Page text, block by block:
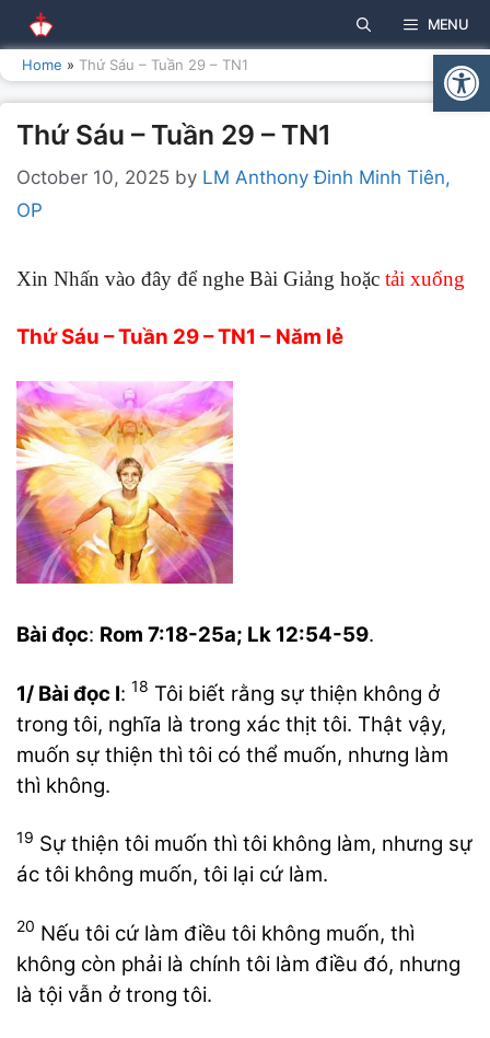
to
content
MENU
Home » Thứ Sáu – Tuần 29 – TN1
Thứ Sáu – Tuần 29 – TN1
October 10, 2025 by LM Anthony Đinh Minh Tiên,
OP
Xin Nhấn vào đây để nghe Bài Giảng hoặc tải xuống
Thứ Sáu – Tuần 29 – TN1 – Năm lẻ
Bài đọc: Rom 7:18-25a; Lk 12:54-59.
1/ Bài đọc I: 18 Tôi biết rằng sự thiện không ở
trong tôi, nghĩa là trong xác thịt tôi. Thật vậy,
muốn sự thiện thì tôi có thể muốn, nhưng làm
thì không.
19 Sự thiện tôi muốn thì tôi không làm, nhưng sự
ác tôi không muốn, tôi lại cứ làm.
20 Nếu tôi cứ làm điều tôi không muốn, thì
không còn phải là chính tôi làm điều đó, nhưng
là tội vẫn ở trong tôi.